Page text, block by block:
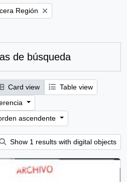
Región
de búsqueda
Card view
Table view
ascendente
Show 1 results with digital objects